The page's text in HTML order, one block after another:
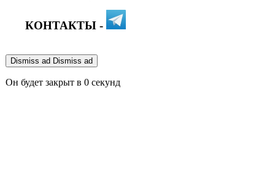
КОНТАКТЫ -
Dismiss ad Dismiss ad
Он будет закрыт в 0 секунд